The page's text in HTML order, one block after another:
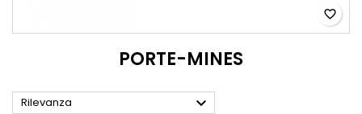
favorite_border
PORTE-MINES
Rilevanza 